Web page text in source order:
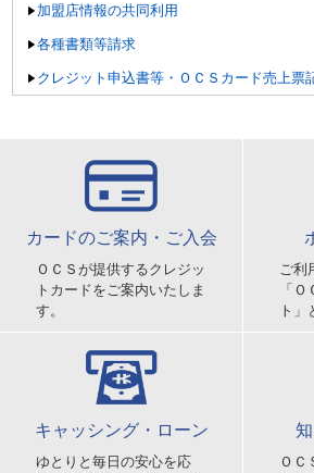
加盟店情報の共同利用
各種書類等請求
クレジット申込書等・ＯＣＳカード売上票
カードのご案内・ご入会
ＯＣＳが提供するクレジッ
トカードをご案内いたしま
す。
ご利
「
ト」
キャッシング・ローン
ゆとりと毎日の安心を応
ＯＣ